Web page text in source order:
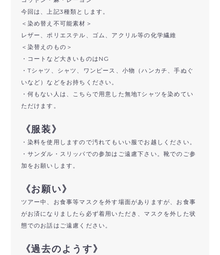
今回は、上記3種類とします。
＜染め替え不可能素材＞
レザー、ポリエステル、ゴム、アクリル等の化学繊維
＜染替えのもの＞
・コートなど大きいものはNG
・Tシャツ、シャツ、ワンピース、小物（ハンカチ、手ぬぐ
いなど）などをお持ちください。
・何もない人は、こちらで用意した無地Tシャツを染めてい
ただけます。
《服装》
・染料を使用しますので汚れてもいい服でお越しください。
・サンダル・スリッパでの参加はご遠慮下さい。靴でのご参
加をお願いします。
《お願い》
ツアー中、お食事等マスクを外す場面がありますが、お食事
がお済になりましたら必ず着用いただき、マスクを外した状
態でのお話はご遠慮ください。
《過去のようす》